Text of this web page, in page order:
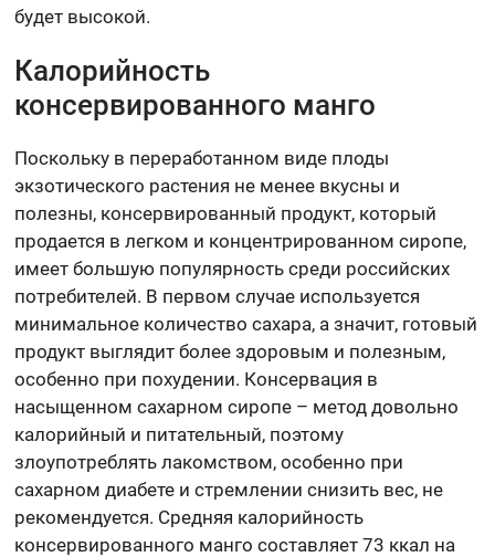
будет высокой.
Калорийность
консервированного манго
Поскольку в переработанном виде плоды
экзотического растения не менее вкусны и
полезны, консервированный продукт, который
продается в легком и концентрированном сиропе,
имеет большую популярность среди российских
потребителей. В первом случае используется
минимальное количество сахара, а значит, готовый
продукт выглядит более здоровым и полезным,
особенно при похудении. Консервация в
насыщенном сахарном сиропе – метод довольно
калорийный и питательный, поэтому
злоупотреблять лакомством, особенно при
сахарном диабете и стремлении снизить вес, не
рекомендуется. Средняя калорийность
консервированного манго составляет 73 ккал на